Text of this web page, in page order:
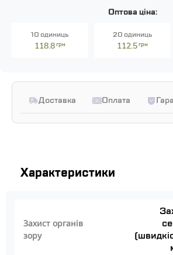
Оптова ціна:
10 одиниць
118.8грн
20 одиниць
112.5грн
Доставка Оплата
Характеристики
Захист органів
зору